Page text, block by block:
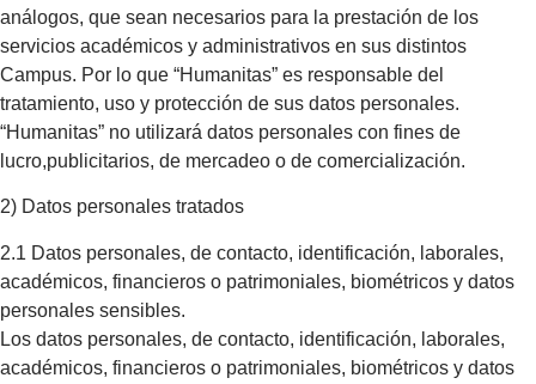
análogos, que sean necesarios para la prestación de los
servicios académicos y administrativos en sus distintos
Campus. Por lo que “Humanitas” es responsable del
tratamiento, uso y protección de sus datos personales.
“Humanitas” no utilizará datos personales con fines de
lucro,publicitarios, de mercadeo o de comercialización.
2) Datos personales tratados
2.1 Datos personales, de contacto, identificación, laborales,
académicos, financieros o patrimoniales, biométricos y datos
personales sensibles.
Los datos personales, de contacto, identificación, laborales,
académicos, financieros o patrimoniales, biométricos y datos